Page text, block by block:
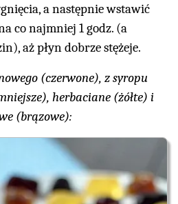
a następnie wstawić
co najmniej 1 godz. (a
aż płyn dobrze stężeje.
(czerwone), z syropu
herbaciane (żółte) i
(brązowe):